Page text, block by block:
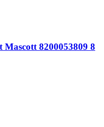
8200053809 8